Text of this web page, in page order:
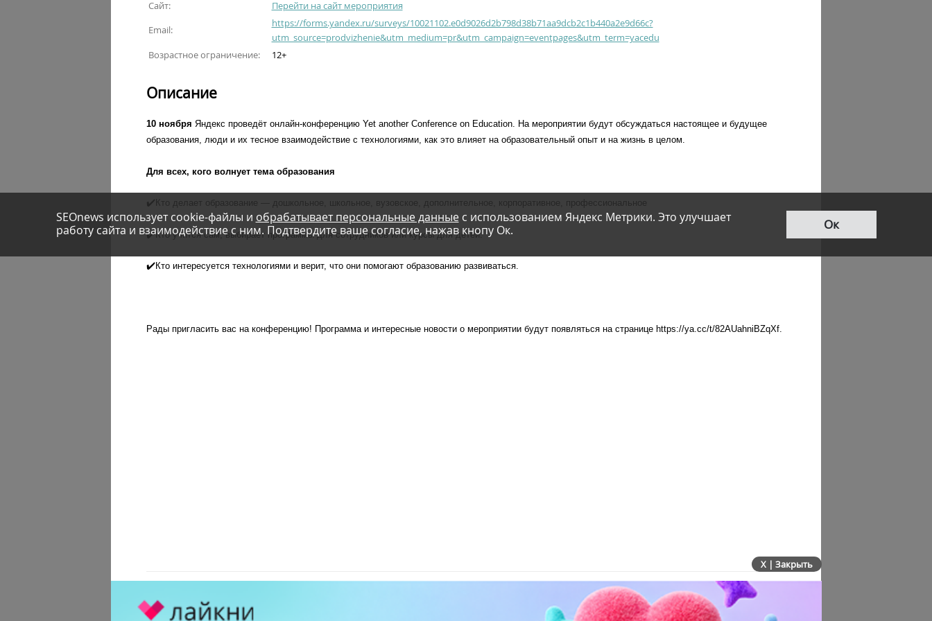
Сайт:
Перейти на сайт мероприятия
Email:
https://forms.yandex.ru/surveys/10021102.e0d9026d2b798d38b71aa9dcb2c1b440a2e9d66c?
utm_source=prodvizhenie&utm_medium=pr&utm_campaign=eventpages&utm_term=yacedu
Возрастное ограничение:
12+
Описание
10ноября Яндекс проведёт онлайн-конференцию Yet another Conference on Education. На мероприятии будут обсуждаться настоящее и будущее
образования, люди и их тесное взаимодействие с технологиями, как это влияет на образовательный опыт и на жизнь в целом.
Для всех, кого волнует тема образования
✔️ Кто делает образование — дошкольное, школьное, вузовское, дополнительное, корпоративное, профессиональное
✔️Кто учится сам, выбирает программы для сотрудников или курсы для детей.
✔️Кто интересуется технологиями и верит, что они помогают образованию развиваться.
Рады пригласить вас на конференцию! Программа и интересные новости о мероприятии будут появляться на странице https://ya.cc/t/82AUahniBZqXf.
X | Закрыть
SEOnews использует cookie-файлы и обрабатывает персональные данныес использованием Яндекс Метрики. Это улучшает
работу сайта и взаимодействие с ним. Подтвердите ваше согласие, нажав кнопу Ок.
Ок